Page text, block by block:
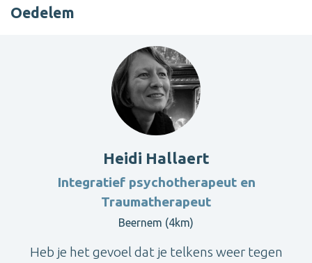
Oedelem
Heidi Hallaert
Integratief psychotherapeut en
Traumatherapeut
Beernem (4km)
Heb je het gevoel dat je telkens weer tegen